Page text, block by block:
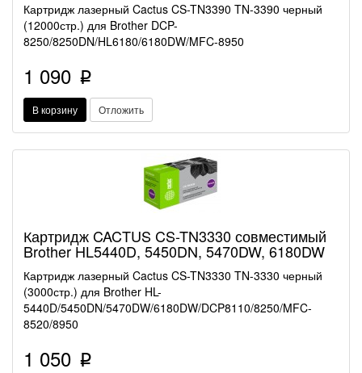
Картридж лазерный Cactus CS-TN3390 TN-3390 черный
(12000стр.) для Brother DCP-
8250/8250DN/HL6180/6180DW/MFC-8950
1 090 p
В корзину Отложить
Картридж CACTUS CS-TN3330 совместимый
Brother HL5440D, 5450DN, 5470DW, 6180DW
Картридж лазерный Cactus CS-TN3330 TN-3330 черный
(3000стр.) для Brother HL-
5440D/5450DN/5470DW/6180DW/DCP8110/8250/MFC-
8520/8950
1 050 p